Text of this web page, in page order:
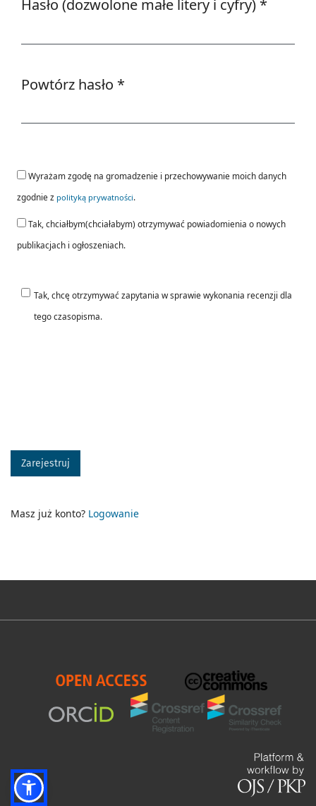
Hasło (dozwolone małe litery i cyfry) *
Powtórz hasło *
Wyrażam zgodę na gromadzenie i przechowywanie moich danych
zgodnie z polityką prywatności.
Tak, chciałbym(chciałabym) otrzymywać powiadomienia o nowych
publikacjach i ogłoszeniach.
Tak, chcę otrzymywać zapytania w sprawie wykonania recenzji dla
tego czasopisma.
Zarejestruj
Masz już konto? Logowanie